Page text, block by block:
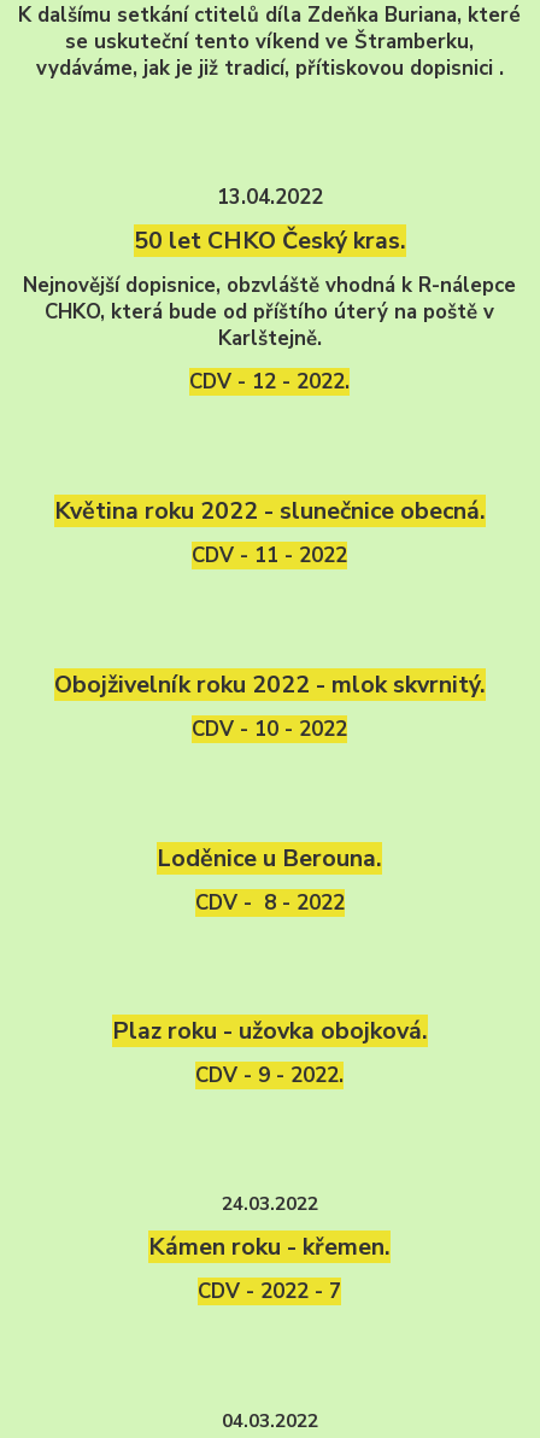
K dalšímu setkání ctitelů díla Zdeňka Buriana, které
se uskuteční tento víkend ve Štramberku,
vydáváme, jak je již tradicí, přítiskovou dopisnici .
13.04.2022
50 let CHKO Český kras.
Nejnovější dopisnice, obzvláště vhodná k R-nálepce
CHKO, která bude od příštího úterý na poště v
Karlštejně.
CDV - 12 - 2022.
Květina roku 2022 - slunečnice obecná.
CDV - 11 - 2022
Obojživelník roku 2022 - mlok skvrnitý.
CDV - 10 - 2022
Loděnice u Berouna.
CDV - 8 - 2022
Plaz roku - užovka obojková.
CDV - 9 - 2022.
24.03.2022
Kámen roku - křemen.
CDV - 2022 - 7
04.03.2022